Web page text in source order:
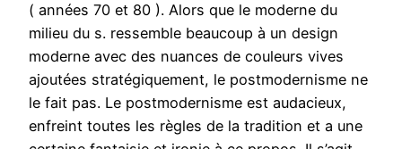
( années 70 et 80 ). Alors que le moderne du
milieu du s. ressemble beaucoup à un design
moderne avec des nuances de couleurs vives
ajoutées stratégiquement, le postmodernisme ne
le fait pas. Le postmodernisme est audacieux,
enfreint toutes les règles de la tradition et a une